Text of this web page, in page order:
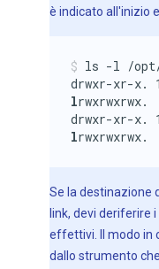
è indicato all'inizio
ls -l /opt/
l
l
Se la destinazione
link, devi deriferire
effettivi. Il modo in
dallo strumento